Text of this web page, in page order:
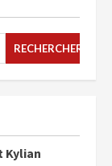
RECHERCHER
Kylian